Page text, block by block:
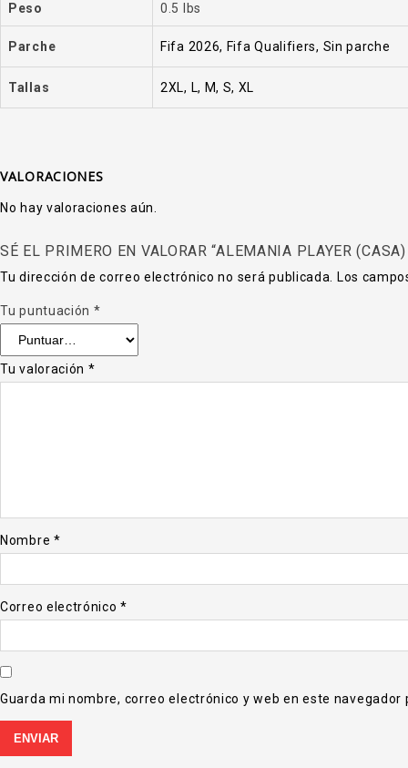
Peso 0.5 lbs
Parche Fifa 2026, Fifa Qualifiers, Sin parche
Tallas 2XL, L, M, S, XL
VALORACIONES
No hay valoraciones aún.
SÉ EL PRIMERO EN VALORAR “ALEMANIA PLAYER
Tu dirección de correo electrónico no será publicada. Los
Tu puntuación *
Tu valoración *
Nombre *
Correo electrónico*
Guarda mi nombre, correo electrónico y web en este